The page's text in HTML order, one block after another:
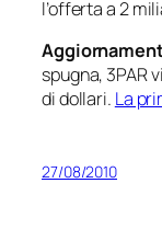
l’offerta a 2
spugna, 3PAR
di dollari. La
27/08/2010